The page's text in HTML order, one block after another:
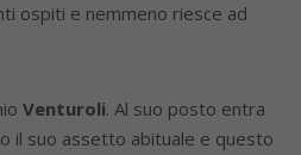
ospiti e nemmeno riesce ad
Venturoli. Al suo posto entra
il suo assetto abituale e questo